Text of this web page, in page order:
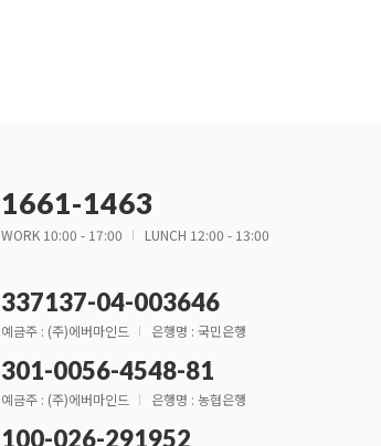
1661-1463
WORK 10:00 - 17:00 LUNCH 12:00 - 13:00
337137-04-003646
예금주 : (주)에버마인드 은행명 : 국민은행
301-0056-4548-81
예금주 : (주)에버마인드 은행명 : 농협은행
100-026-291952